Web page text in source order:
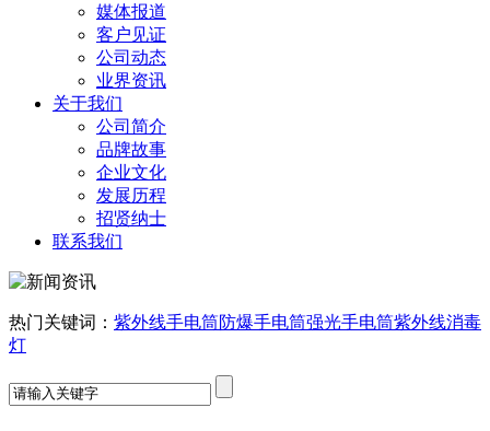
媒体报道
客户见证
公司动态
业界资讯
关于我们
公司简介
品牌故事
企业文化
发展历程
招贤纳士
联系我们
热门关键词： 紫外线手电筒防爆手电筒强光手电筒紫外线消毒
灯